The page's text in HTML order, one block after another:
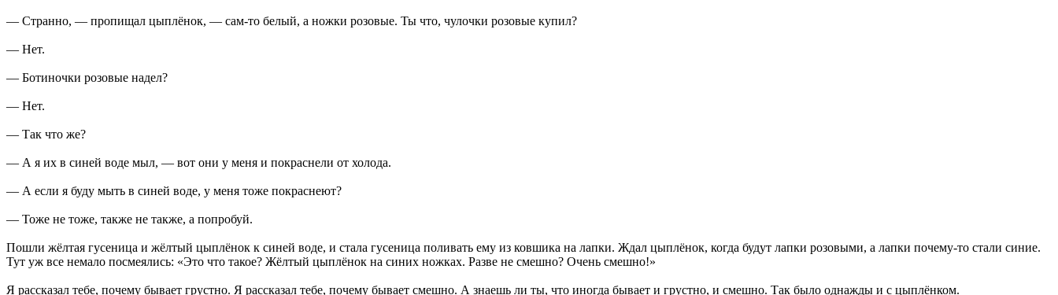
— Странно, — пропищал цыплёнок, — сам-то белый, а ножки розовые. Ты что, чулочки розовые купил?
— Нет.
— Ботиночки розовые надел?
— Нет.
— Так что же?
— А я их в синей воде мыл, — вот они у меня и покраснели от холода.
— А если я буду мыть в синей воде, у меня тоже покраснеют?
— Тоже не тоже, также не также, а попробуй.
Пошли жёлтая гусеница и жёлтый цыплёнок к синей воде, и стала гусеница поливать ему из ковшика на лапки. Ждал цыплёнок, когда будут лапки розовыми, а лапки почему-то стали синие.
Тут уж все немало посмеялись: «Это что такое? Жёлтый цыплёнок на синих ножках. Разве не смешно? Очень смешно!»
Я рассказал тебе, почему бывает грустно. Я рассказал тебе, почему бывает смешно. А знаешь ли ты, что иногда бывает и грустно, и смешно. Так было однажды и с цыплёнком.